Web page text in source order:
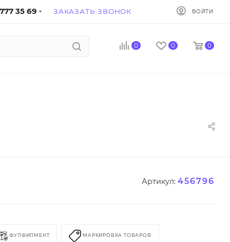
35 69 ЗАКАЗАТЬ ЗВОНОК ВОЙТИ
0 0 0
Артикул: 456796
ФУЛФИЛМЕНТ МАРКИРОВКА ТОВАРОВ